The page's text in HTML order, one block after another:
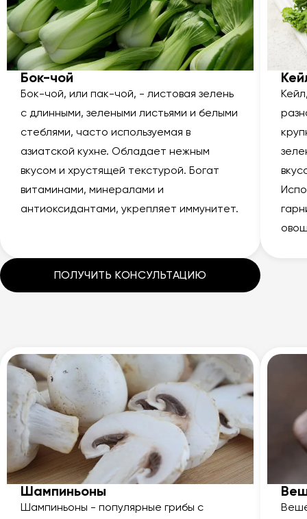
Бок-чой
Бок-чой, или пак-чой, - листовая зелень
с длинными, зелеными листьями и белыми
стеблями, часто используемая в
азиатской кухне. Обладает нежным
вкусом и хрустящей текстурой. Богат
витаминами, минералами и
антиоксидантами, укрепляет иммунитет.
ПОЛУЧИТЬ КОНСУЛЬТАЦИЮ
Шампиньоны
Шампиньоны - популярные грибы с